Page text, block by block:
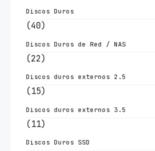
Discos Duros
(40)
Discos Duros de Red / NAS
(22)
Discos duros externos 2.5
(15)
Discos duros externos 3.5
(11)
Discos Duros SSD